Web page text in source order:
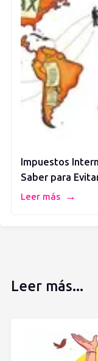
Impuestos
Saber para
Leer más →
Leer más...